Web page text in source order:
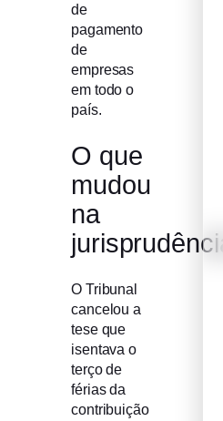
de
pagamento
de
empresas
em todo o
país.
O que
mudou
na
jurisprudência
O Tribunal
cancelou a
tese que
isentava o
terço de
férias da
contribuição